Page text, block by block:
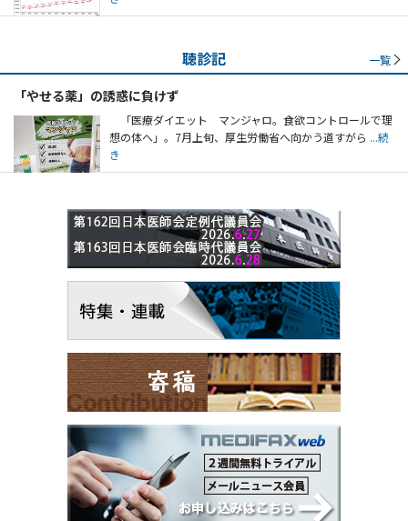
聴診記 一覧
「やせる薬」の誘惑に負けず
「医療ダイエット マンジャロ。食欲コントロールで理
想の体へ」。7月上旬、厚生労働省へ向かう道すがら ...続
き